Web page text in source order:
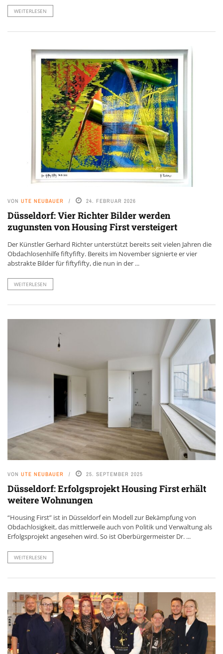
WEITERLESEN
VON UTE NEUBAUER 24. FEBRUAR 2026
Düsseldorf: Vier Richter Bilder werden
zugunsten von Housing First versteigert
Der Künstler Gerhard Richter unterstützt bereits seit vielen Jahren die
Obdachlosenhilfe fiftyfifty. Bereits im November signierte er vier
abstrakte Bilder für fiftyfifty, die nun in der ...
WEITERLESEN
VON UTE NEUBAUER 25. SEPTEMBER 2025
Düsseldorf: Erfolgsprojekt Housing First erhält
weitere Wohnungen
“Housing First” ist in Düsseldorf ein Modell zur Bekämpfung von
Obdachlosigkeit, das mittlerweile auch von Politik und Verwaltung als
Erfolgsprojekt angesehen wird. So ist Oberbürgermeister Dr. ...
WEITERLESEN